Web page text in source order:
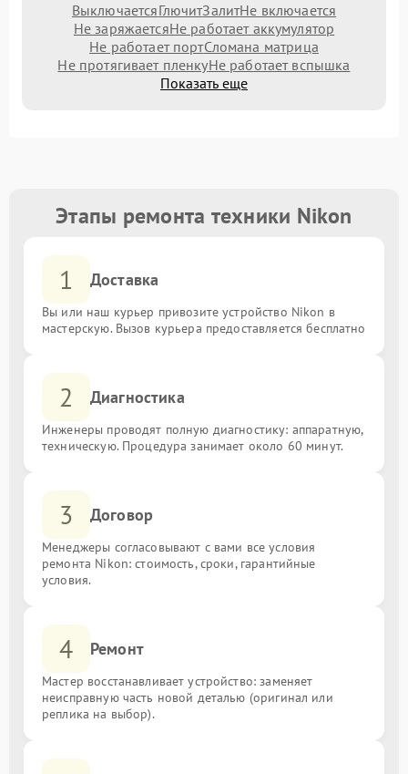
ВыключаетсяГлючитЗалитНе включается
Не заряжаетсяНе работает аккумулятор
Не работает портСломана матрица
Не протягивает пленкуНе работает вспышка
Показать еще
Этапы ремонта техники Nikon
1 Доставка
Вы или наш курьер привозите устройство Nikon в
мастерскую. Вызов курьера предоставляется бесплатно
2 Диагностика
Инженеры проводят полную диагностику: аппаратную,
техническую. Процедура занимает около 60 минут.
3 Договор
Менеджеры согласовывают с вами все условия
ремонта Nikon: стоимость, сроки, гарантийные
условия.
4 Ремонт
Мастер восстанавливает устройство: заменяет
неисправную часть новой деталью (оригинал или
реплика на выбор).